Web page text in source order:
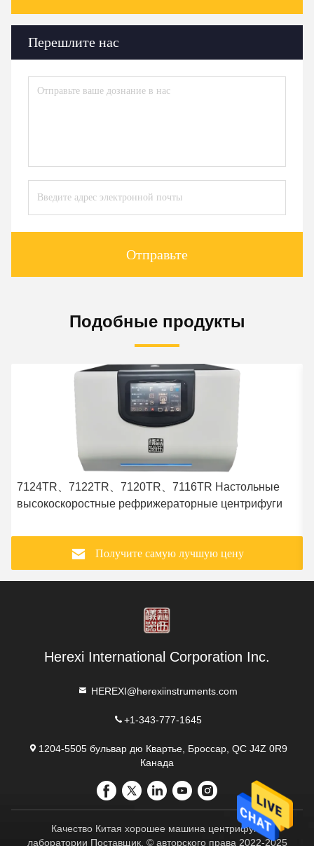
Перешлите нас
Отправьте
Подобные продукты
7124TR、7122TR、7120TR、7116TR Настольные
высокоскоростные рефрижераторные центрифуги
Получите самую лучшую цену
Herexi International Corporation Inc.
HEREXI@herexiinstruments.com
+1-343-777-1645
1204-5505 бульвар дю Квартье, Броссар, QC J4Z 0R9
Канада
Качество Китая хорошее машина центрифуги
лаборатории Поставщик. © авторского права 2022-2025